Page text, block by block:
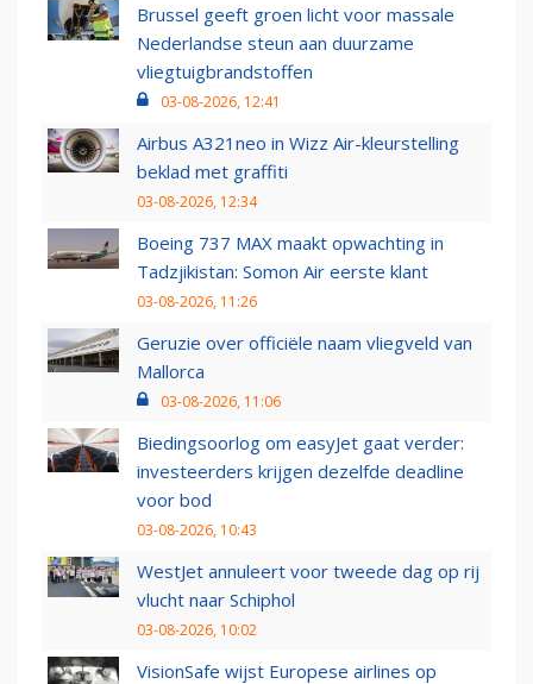
Brussel geeft groen licht voor massale
Nederlandse steun aan duurzame
vliegtuigbrandstoffen
03-08-2026, 12:41
Airbus A321neo in Wizz Air-kleurstelling
beklad met graffiti
03-08-2026, 12:34
Boeing 737 MAX maakt opwachting in
Tadzjikistan: Somon Air eerste klant
03-08-2026, 11:26
Geruzie over officiële naam vliegveld van
Mallorca
03-08-2026, 11:06
Biedingsoorlog om easyJet gaat verder:
investeerders krijgen dezelfde deadline
voor bod
03-08-2026, 10:43
WestJet annuleert voor tweede dag op rij
vlucht naar Schiphol
03-08-2026, 10:02
VisionSafe wijst Europese airlines op